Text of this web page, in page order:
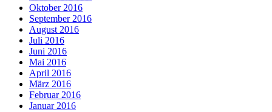
Oktober 2016
September 2016
August 2016
Juli 2016
Juni 2016
Mai 2016
April 2016
März 2016
Februar 2016
Januar 2016